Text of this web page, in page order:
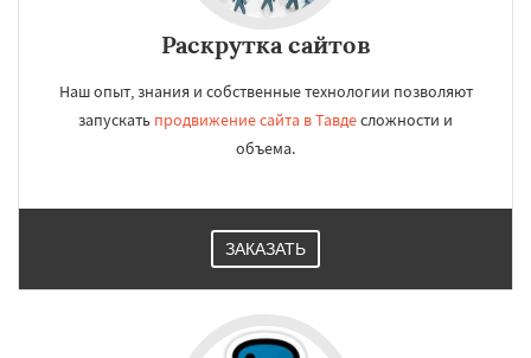
Раскрутка сайтов
Наш опыт, знания и собственные технологии позволяют
запускать продвижение сайта в Тавдесложности и
объема.
ЗАКАЗАТЬ